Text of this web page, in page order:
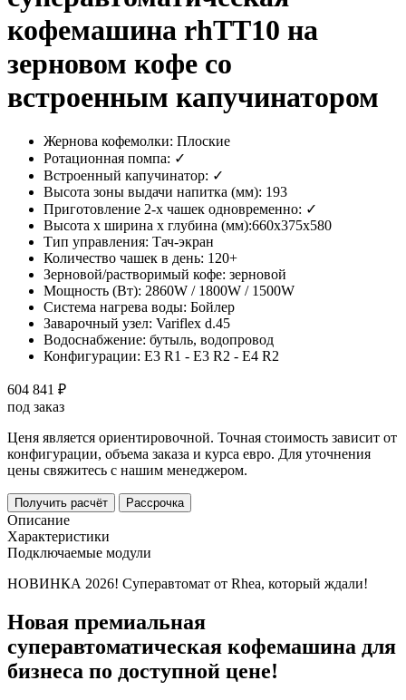
кофемашина rhTT10 на
зерновом кофе со
встроенным капучинатором
Жернова кофемолки: Плоские
Ротационная помпа: ✓
Встроенный капучинатор: ✓
Высота зоны выдачи напитка (мм): 193
Приготовление 2-х чашек одновременно: ✓
Высота х ширина х глубина (мм):660х375х580
Тип управления: Тач-экран
Количество чашек в день: 120+
Зерновой/растворимый кофе: зерновой
Мощность (Вт): 2860W / 1800W / 1500W
Система нагрева воды: Бойлер
Заварочный узел: Variflex d.45
Водоснабжение: бутыль, водопровод
Конфигурации: E3 R1 - E3 R2 - E4 R2
604 841 ₽
под заказ
Ценя является ориентировочной. Точная стоимость зависит от
конфигурации, объема заказа и курса евро. Для уточнения
цены свяжитесь с нашим менеджером.
Получить расчёт Рассрочка
Описание
Характеристики
Подключаемые модули
НОВИНКА 2026! Суперавтомат от Rhea, который ждали!
Новая премиальная
суперавтоматическая кофемашина для
бизнеса по доступной цене!